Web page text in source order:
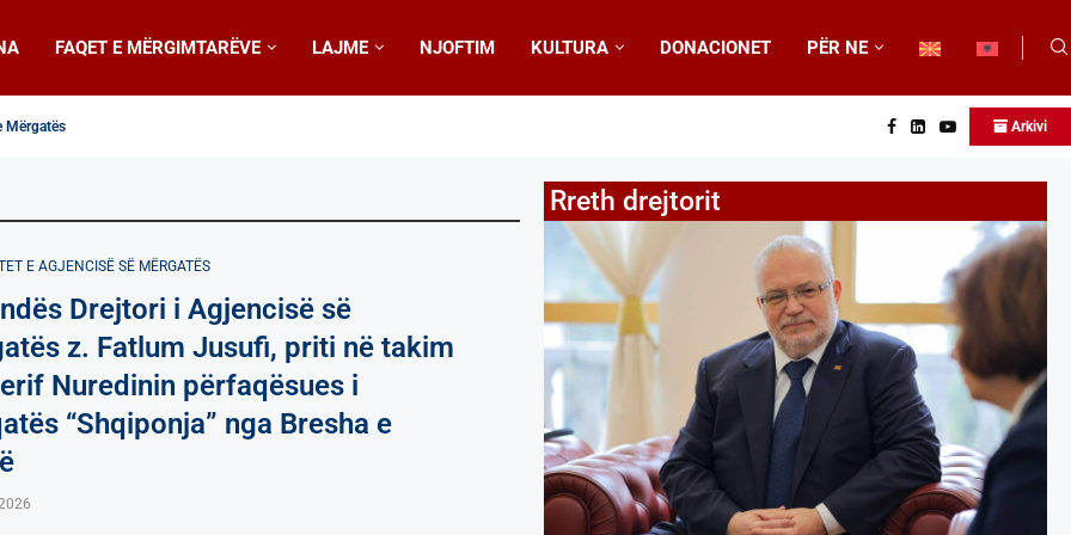
FAQET E MËRGIMTARËVE LAJME NJOFTIM KULTURA DONACIONET PËR NE
Mërgatës
Drejtorit të Agjencisë së Mërgatës
Arkivi
E AGJENCISË SË МËRGATËS
Drejtori i Agjencisë së
z. Fatlum Jusufi, priti në takim
Nuredinin përfaqësues i
“Shqiponja” nga Bresha e
Rreth drejtorit